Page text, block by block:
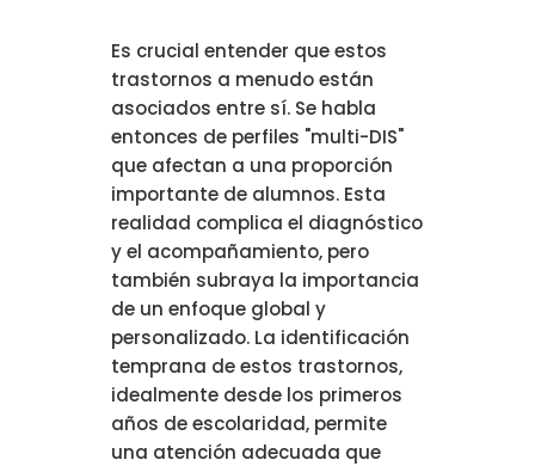
Es crucial entender que estos
trastornos a menudo están
asociados entre sí. Se habla
entonces de perfiles "multi-DIS"
que afectan a una proporción
importante de alumnos. Esta
realidad complica el diagnóstico
y el acompañamiento, pero
también subraya la importancia
de un enfoque global y
personalizado. La identificación
temprana de estos trastornos,
idealmente desde los primeros
años de escolaridad, permite
una atención adecuada que